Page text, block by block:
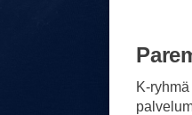
K-